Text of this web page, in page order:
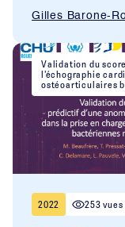
Gilles Barone-
Validation du
l’échographie
ostéoarticulaires
2022 253 vues